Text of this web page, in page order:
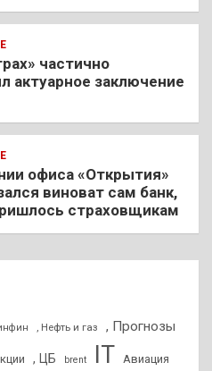
частично
актуарное заключение
офиса «Открытия»
виноват сам банк,
страховщикам
, Нефть и газ , Прогнозы
, ЦБ brent IT Авиация